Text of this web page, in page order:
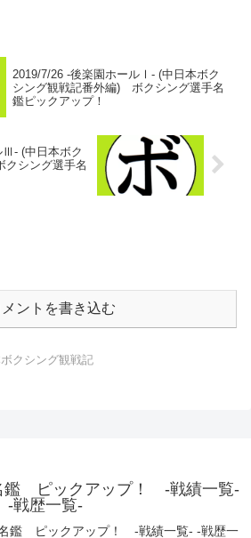
2019/7/26 -後楽園ホールⅠ- (中日本ボク
シング観戦記番外編) ボクシング選手名
鑑ピックアップ！
Ⅲ- (中日本ボク
シング選手名
メントを書き込む
クシング観戦記
鑑 ピックアップ！ -戦績一覧-
-戦歴一覧-
鑑 ピックアップ！ -戦績一覧- -戦歴一